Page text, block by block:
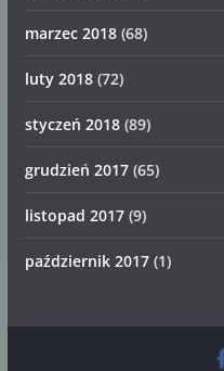
marzec 2018(68)
luty 2018(72)
styczeń 2018(89)
grudzień 2017(65)
listopad 2017(9)
październik 2017(1)